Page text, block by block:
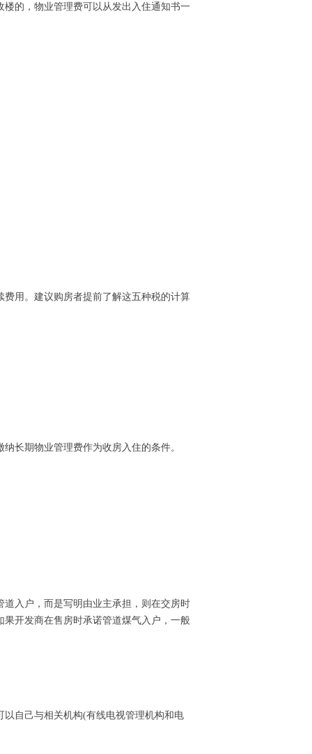
的，物业管理费可以从发出入住通知书一
用。建议购房者提前了解这五种税的计算
长期物业管理费作为收房入住的条件。
入户，而是写明由业主承担，则在交房时
开发商在售房时承诺管道煤气入户，一般
自己与相关机构(有线电视管理机构和电